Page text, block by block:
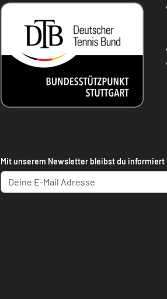
Mit unserem Newsletter bleibst du informiert